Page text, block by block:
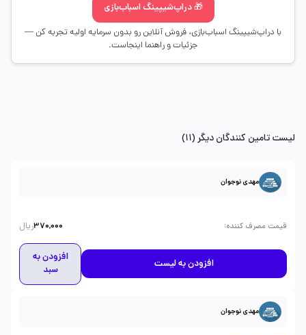
🎁 دراپ‌شیپینگ اسباب‌بازی
با دراپ‌شیپینگ اسباب‌بازی، فروش آنلاین رو بدون سرمایه اولیه تجربه کن —
جزئیات و راهنما اینجاست.
لیست تامین کنندگان دیگر (11)
مهدی نوجوان
قیمت مصرف کننده:
370,000ریال
افزودن به لیست
افزودن به
سبد
مهدی نوجوان